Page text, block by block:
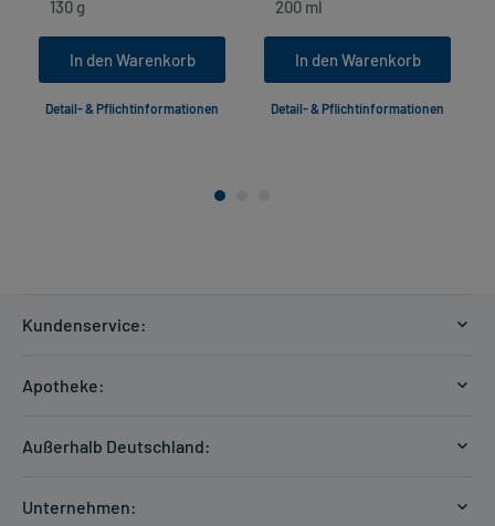
In den Warenkorb
Detail- & Pflichtinformationen
In den Warenkorb
Detail- & Pflichtinformationen
Kundenservice:
Hilfe
Apotheke:
Außerhalb Deutschland:
Unternehmen: